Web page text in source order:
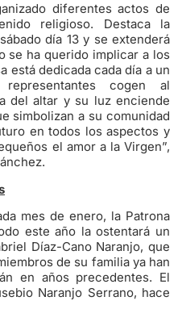
diferentes actos de
religioso. Destaca la
día 13 y se extenderá
se ha querido implicar a los
está dedicada cada día a un
cogen al
del altar y su luz enciende
simbolizan a su comunidad
en todos los aspectos y
el amor a la Virgen”,
de enero, la Patrona
este año la ostentará un
Díaz-Cano Naranjo, que
de su familia ya han
en años precedentes. El
Naranjo Serrano, hace